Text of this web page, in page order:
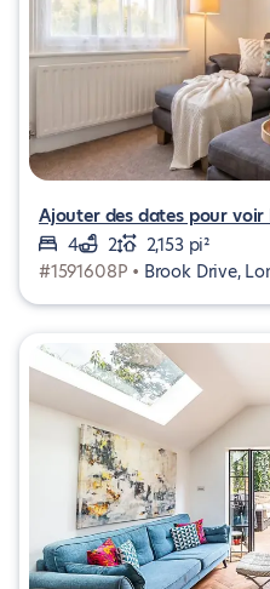
Ajouter des dates pour voir
4
2
2,153 pi²
#1591608P • Brook Drive,